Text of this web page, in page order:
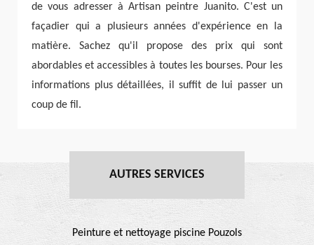
de vous adresser à Artisan peintre Juanito. C'est un
façadier qui a plusieurs années d'expérience en la
matière. Sachez qu'il propose des prix qui sont
abordables et accessibles à toutes les bourses. Pour les
informations plus détaillées, il suffit de lui passer un
coup de fil.
AUTRES SERVICES
Peinture et nettoyage piscine Pouzols